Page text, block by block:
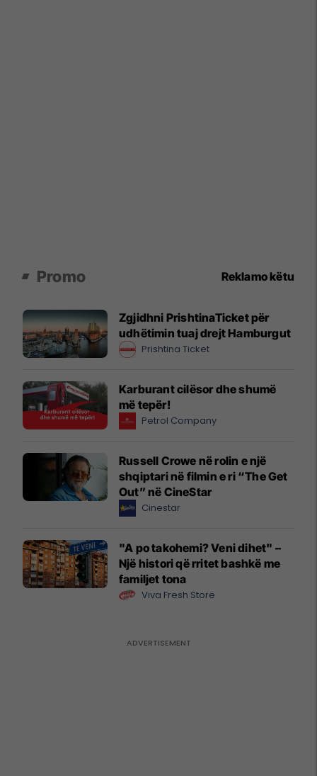
Promo Reklamo këtu
Zgjidhni PrishtinaTicket për
udhëtimin tuaj drejt Hamburgut
Prishtina Ticket
Karburant cilësor dhe shumë
më tepër!
Petrol Company
Russell Crowe në rolin e një
shqiptari në filmin e ri “The Get
Out” në CineStar
Cinestar
"A po takohemi? Veni dihet" –
Një histori që rritet bashkë me
familjet tona
Viva Fresh Store